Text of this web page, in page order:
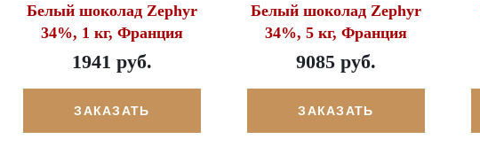
Белый шоколад Zephyr
34%, 1 кг, Франция
1941 руб.
ЗАКАЗАТЬ
Белый шоколад Zephyr
34%, 5 кг, Франция
9085 руб.
ЗАКАЗАТЬ